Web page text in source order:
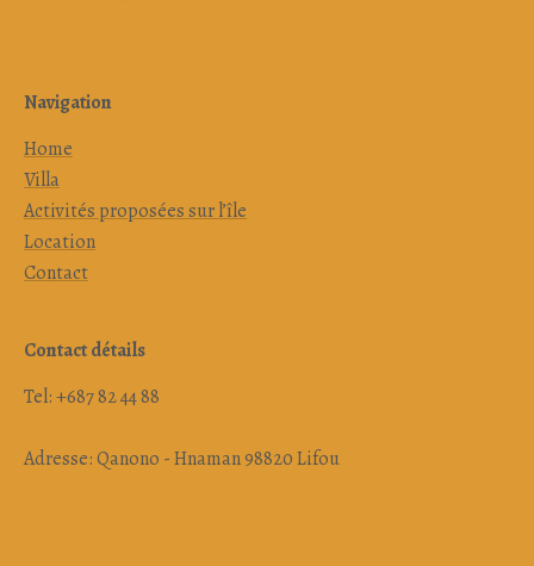
Navigation
Home
Villa
Activités proposées sur l’île
Location
Contact
Contact détails
Tel: +687 82 44 88
Adresse: Qanono - Hnaman 98820 Lifou